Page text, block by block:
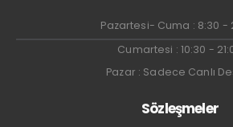
Pazartesi- Cuma : 8:30 -
Cumartesi : 10:30 -
Pazar : Sadece Canlı
Sözleşmeler